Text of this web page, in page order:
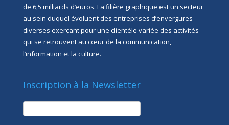
de 6,5 milliards d’euros. La filière graphique est un secteur
au sein duquel évoluent des entreprises d’envergures
diverses exerçant pour une clientèle variée des activités
qui se retrouvent au cœur de la communication,
l’information et la culture.
Inscription à la Newsletter
newsletter